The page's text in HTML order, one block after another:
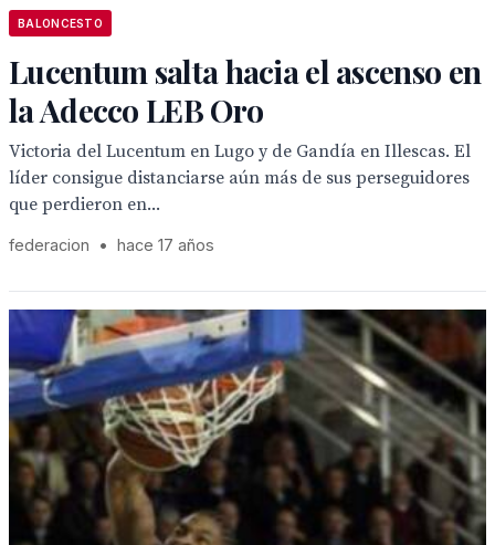
BALONCESTO
Lucentum salta hacia el ascenso en
la Adecco LEB Oro
Victoria del Lucentum en Lugo y de Gandía en Illescas. El
líder consigue distanciarse aún más de sus perseguidores
que perdieron en...
federacion • hace 17 años